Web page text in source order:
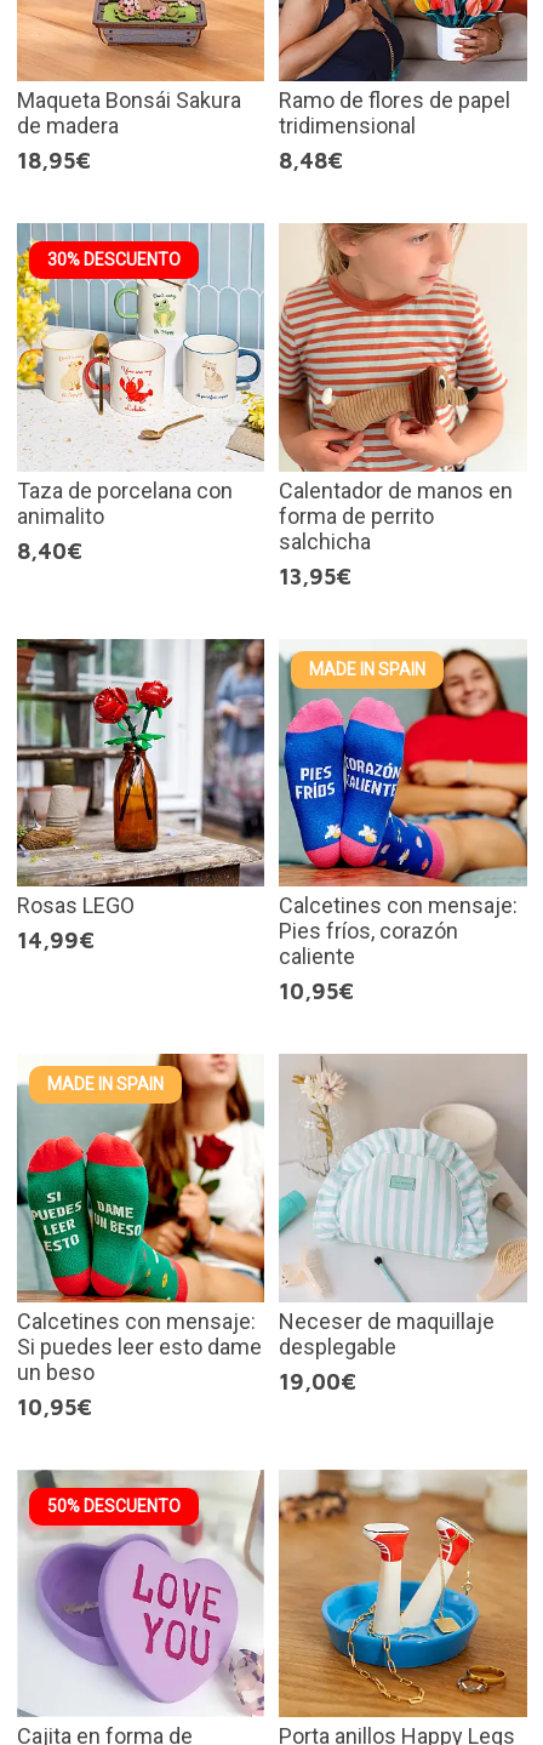
Maqueta Bonsái Sakura
de madera
18,95€
Ramo de flores de papel
tridimensional
8,48€
30% DESCUENTO
Taza de porcelana con
animalito
8,40€
Calentador de manos en
forma de perrito
salchicha
13,95€
Rosas LEGO
14,99€
MADE IN SPAIN
Calcetines con mensaje:
Pies fríos, corazón
caliente
10,95€
MADE IN SPAIN
Calcetines con mensaje:
Si puedes leer esto dame
un beso
10,95€
Neceser de maquillaje
desplegable
19,00€
50% DESCUENTO
Cajita en forma de
Porta anillos Happy Legs